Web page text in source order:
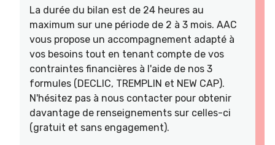
La durée du bilan est de 24 heures au
maximum sur une période de 2 à 3 mois. AAC
vous propose un accompagnement adapté à
vos besoins tout en tenant compte de vos
contraintes financières à l'aide de nos 3
formules (DECLIC, TREMPLIN et NEW CAP).
N'hésitez pas à nous contacter pour obtenir
davantage de renseignements sur celles-ci
(gratuit et sans engagement).